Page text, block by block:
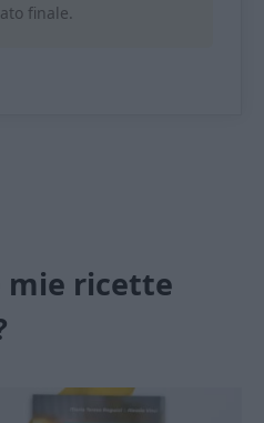
finale.
mie ricette